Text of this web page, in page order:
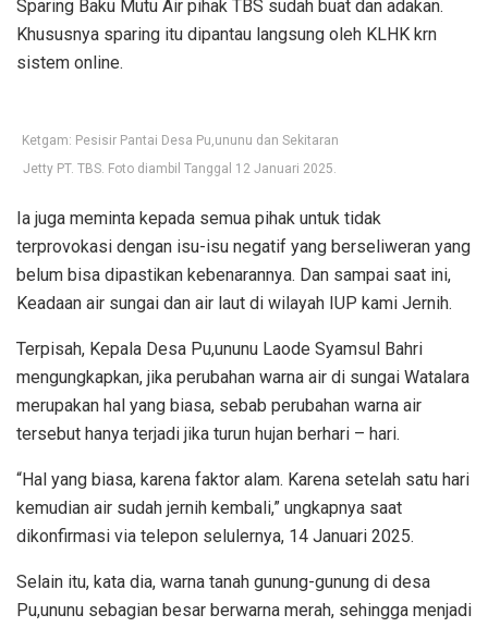
Sparing Baku Mutu Air pihak TBS sudah buat dan adakan.
Khususnya sparing itu dipantau langsung oleh KLHK krn
sistem online.
Ketgam: Pesisir Pantai Desa Pu,ununu dan Sekitaran
Jetty PT. TBS. Foto diambil Tanggal 12 Januari 2025.
Ia juga meminta kepada semua pihak untuk tidak
terprovokasi dengan isu-isu negatif yang berseliweran yang
belum bisa dipastikan kebenarannya. Dan sampai saat ini,
Keadaan air sungai dan air laut di wilayah IUP kami Jernih.
Terpisah, Kepala Desa Pu,ununu Laode Syamsul Bahri
mengungkapkan, jika perubahan warna air di sungai Watalara
merupakan hal yang biasa, sebab perubahan warna air
tersebut hanya terjadi jika turun hujan berhari – hari.
“Hal yang biasa, karena faktor alam. Karena setelah satu hari
kemudian air sudah jernih kembali,” ungkapnya saat
dikonfirmasi via telepon selulernya, 14 Januari 2025.
Selain itu, kata dia, warna tanah gunung-gunung di desa
Pu,ununu sebagian besar berwarna merah, sehingga menjadi